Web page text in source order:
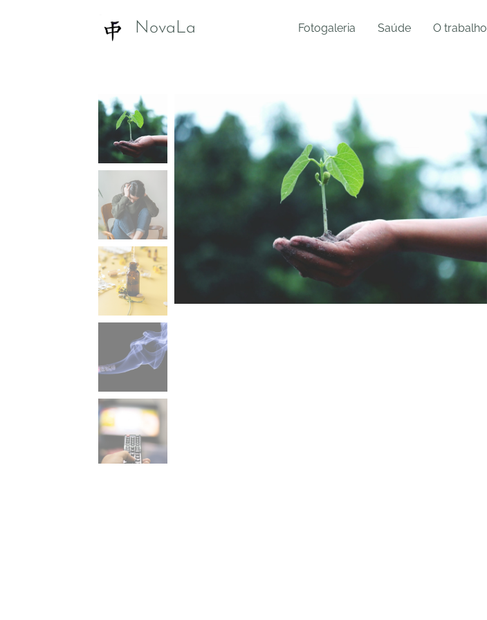
NovaLa Fotogaleria Saúde O trabalho